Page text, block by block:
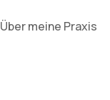
Über meine Praxis